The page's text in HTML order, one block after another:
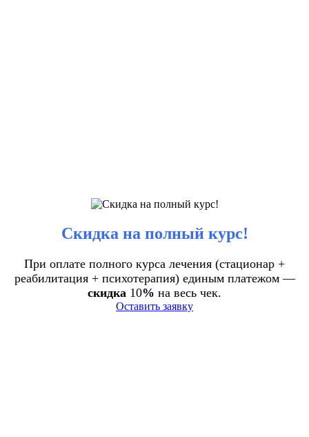
Скидка на полный курс!
При оплате полного курса лечения (стационар +
реабилитация + психотерапия) единым платежом —
скидка 10% на весь чек.
Оставить заявку